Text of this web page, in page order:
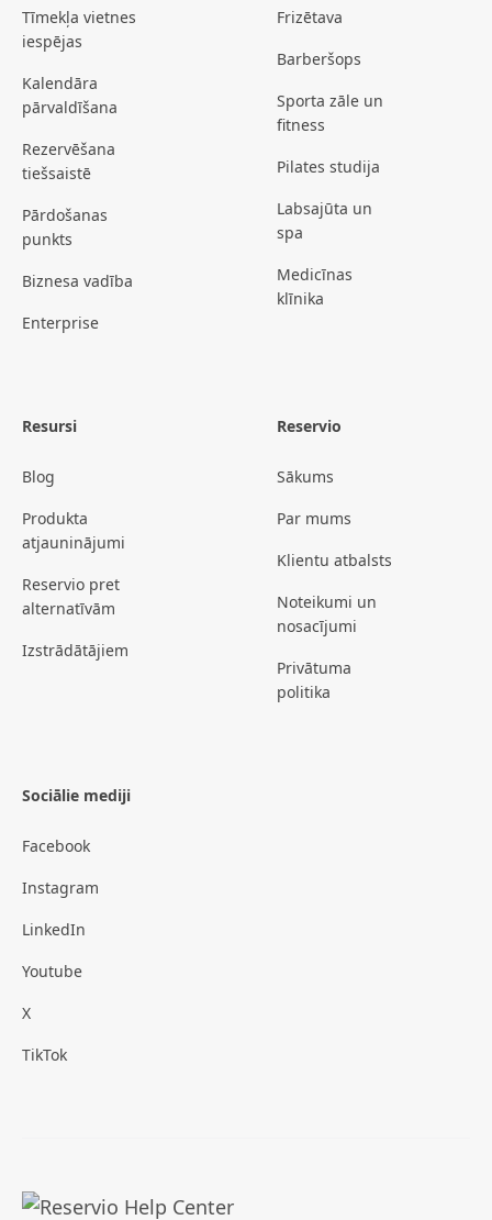
Tīmekļa vietnes
iespējas
Kalendāra
pārvaldīšana
Rezervēšana
tiešsaistē
Pārdošanas
punkts
Biznesa vadība
Enterprise
Frizētava
Barberšops
Sporta zāle un
fitness
Pilates studija
Labsajūta un
spa
Medicīnas
klīnika
Resursi
Blog
Produkta
atjauninājumi
Reservio pret
alternatīvām
Izstrādātājiem
Reservio
Sākums
Par mums
Klientu atbalsts
Noteikumi un
nosacījumi
Privātuma
politika
Sociālie mediji
Facebook
Instagram
LinkedIn
Youtube
X
TikTok